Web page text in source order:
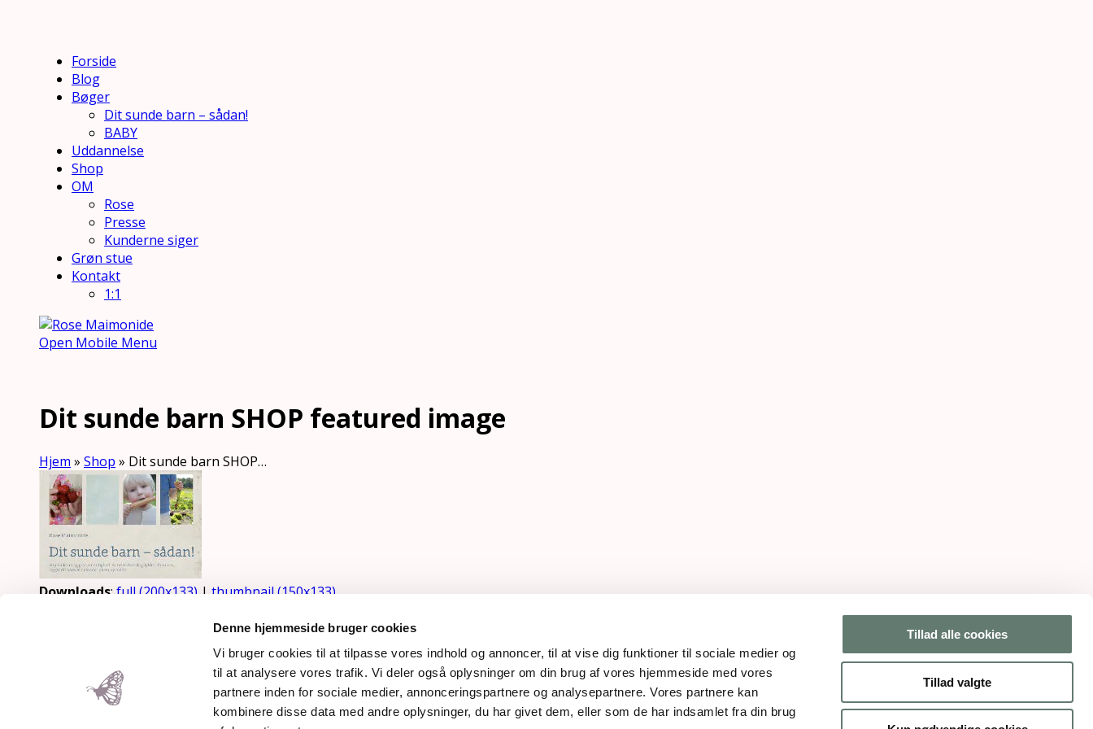
Denne hjemmeside bruger cookies
Vi bruger cookies til at tilpasse vores indhold og annoncer, til at vise dig funktioner til sociale medier og
til at analysere vores trafik. Vi deler også oplysninger om din brug af vores hjemmeside med vores
partnere inden for sociale medier, annonceringspartnere og analysepartnere. Vores partnere kan
kombinere disse data med andre oplysninger, du har givet dem, eller som de har indsamlet fra din brug
Tillad alle cookies
Tillad valgte
Forside
Blog
Bøger
Dit sunde barn – sådan!
BABY
Uddannelse
Shop
OM
Rose
Presse
Kunderne siger
Grøn stue
Kontakt
1:1
Open Mobile Menu
Dit sunde barn SHOP featured image
Hjem » Shop » Dit sunde barn SHOP…
Downloads:full (200x133) | thumbnail (150x133)
Mothering Guiding | CVR 28237618 | rose@rosemaimonide.com | Handelsbetingelser
Copyright 2026 – Rose Maimonide. All Rights Reserved. Webdesign byDIGITAL TALES.